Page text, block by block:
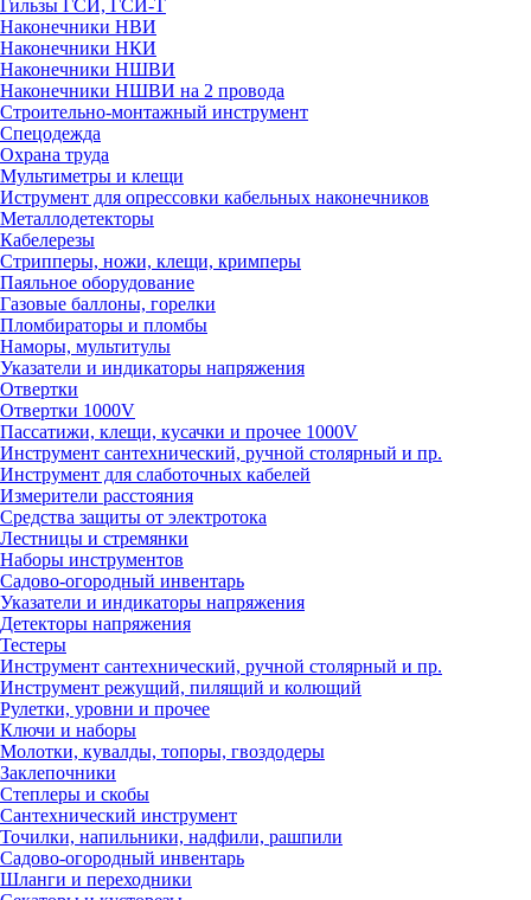
Гильзы ГСИ, ГСИ-Т
Наконечники НВИ
Наконечники НКИ
Наконечники НШВИ
Наконечники НШВИ на 2 провода
Строительно-монтажный инструмент
Спецодежда
Охрана труда
Мультиметры и клещи
Иструмент для опрессовки кабельных наконечников
Металлодетекторы
Кабелерезы
Стрипперы, ножи, клещи, кримперы
Паяльное оборудование
Газовые баллоны, горелки
Пломбираторы и пломбы
Наморы, мультитулы
Указатели и индикаторы напряжения
Отвертки
Отвертки 1000V
Пассатижи, клещи, кусачки и прочее 1000V
Инструмент сантехнический, ручной столярный и пр.
Инструмент для слаботочных кабелей
Измерители расстояния
Средства защиты от электротока
Лестницы и стремянки
Наборы инструментов
Садово-огородный инвентарь
Указатели и индикаторы напряжения
Детекторы напряжения
Тестеры
Инструмент сантехнический, ручной столярный и пр.
Инструмент режущий, пилящий и колющий
Рулетки, уровни и прочее
Ключи и наборы
Молотки, кувалды, топоры, гвоздодеры
Заклепочники
Степлеры и скобы
Сантехнический инструмент
Точилки, напильники, надфили, рашпили
Садово-огородный инвентарь
Шланги и переходники